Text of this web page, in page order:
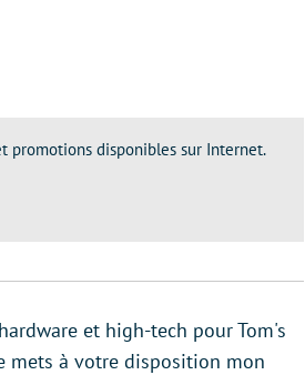
promotions disponibles sur Internet.
et high-tech pour Tom's
mets à votre disposition mon